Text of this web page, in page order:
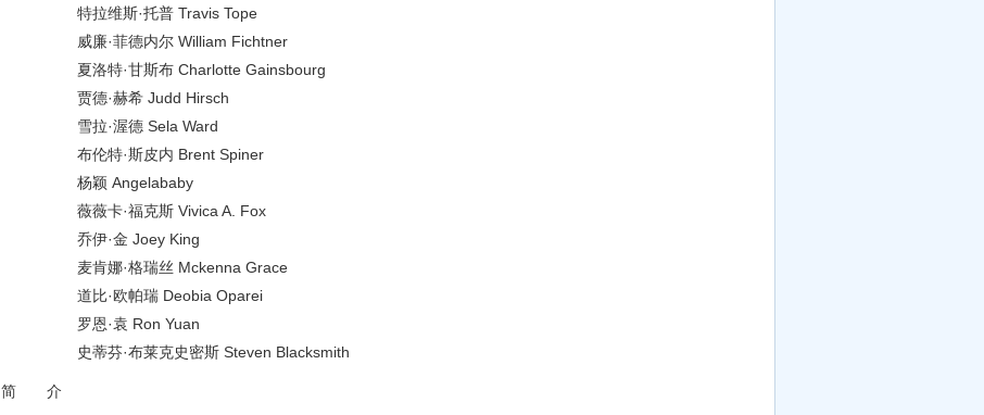
特拉维斯·托普 Travis Tope
威廉·菲德内尔 William Fichtner
夏洛特·甘斯布 Charlotte Gainsbourg
贾德·赫希 Judd Hirsch
雪拉·渥德 Sela Ward
布伦特·斯皮内 Brent Spiner
杨颖 Angelababy
薇薇卡·福克斯 Vivica A. Fox
乔伊·金 Joey King
麦肯娜·格瑞丝 Mckenna Grace
道比·欧帕瑞 Deobia Oparei
罗恩·袁 Ron Yuan
史蒂芬·布莱克史密斯 Steven Blacksmith
简 介